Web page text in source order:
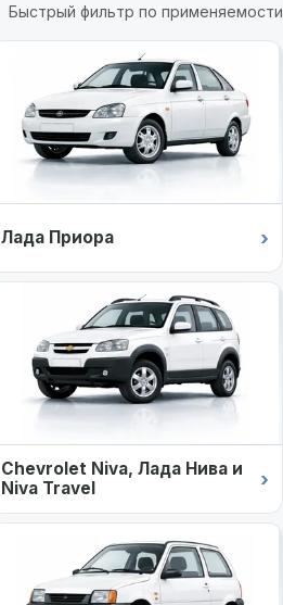
Быстрый фильтр по применяемости
Лада Приора ›
Chevrolet Niva, Лада Нива и
Niva Travel
›